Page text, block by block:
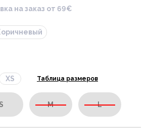
на заказ от 69€
XS Таблица размеров
M L